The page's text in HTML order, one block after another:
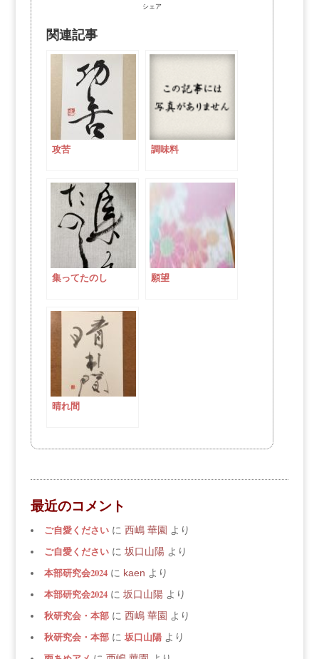
シェア
関連記事
攻苦 調味料
集ってたのし 願望
晴れ間
最近のコメント
ご自愛くださいに 西嶋 華園 より
ご自愛くださいに 坂口山陽より
本部研究会2024に kaen より
本部研究会2024に 坂口山陽より
秋研究会・本部に 西嶋 華園 より
秋研究会・本部に 坂口山陽より